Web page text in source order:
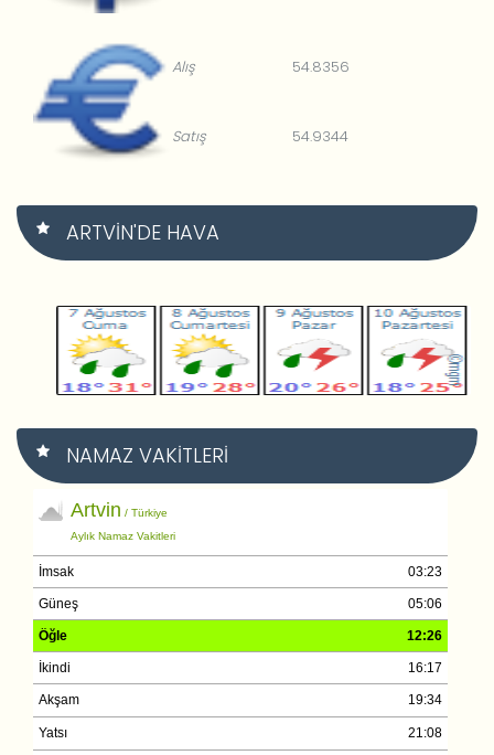
Alış 54.8356
Satış 54.9344
ARTVIN'DE HAVA
NAMAZ VAKITLERI